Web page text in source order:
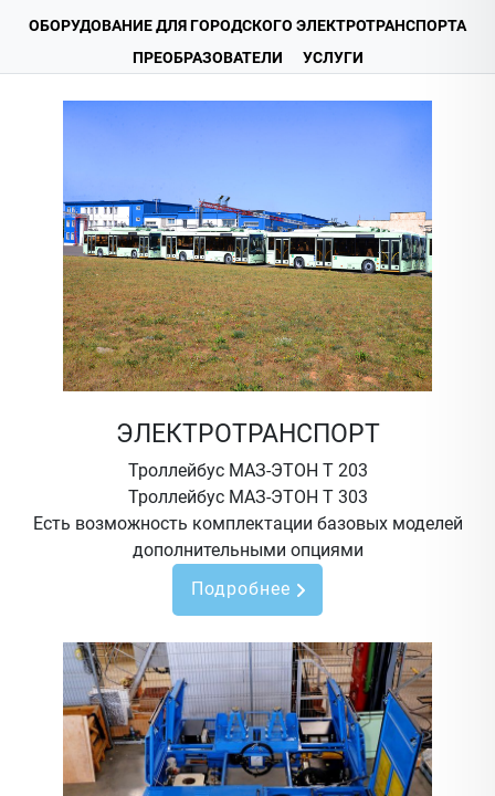
ОБОРУДОВАНИЕ ДЛЯ ГОРОДСКОГО ЭЛЕКТРОТРАНСПОРТА
ПРЕОБРАЗОВАТЕЛИ
УСЛУГИ
ЭЛЕКТРОТРАНСПОРТ
Троллейбус МАЗ-ЭТОН Т 203
Троллейбус МАЗ-ЭТОН Т 303
Есть возможность комплектации базовых моделей
дополнительными опциями
Подробнее